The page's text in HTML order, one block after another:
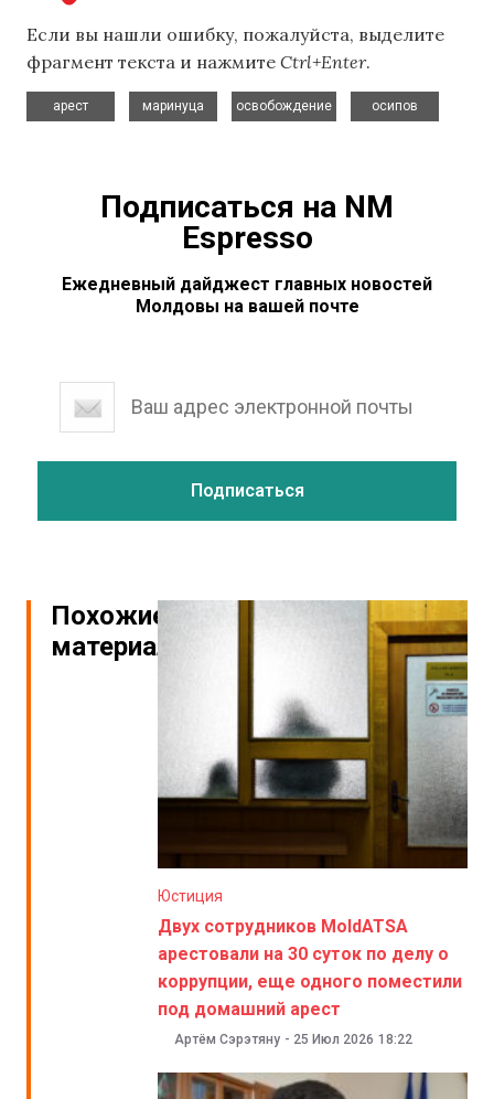
Если вы нашли ошибку, пожалуйста, выделите
фрагмент текста и нажмите Ctrl+Enter.
арест
маринуца
освобождение
осипов
Подписаться на NM
Espresso
Ежедневный дайджест главных новостей
Молдовы на вашей почте
Похожие
материалы
Юстиция
Двух сотрудников MoldATSA
арестовали на 30 суток по делу о
коррупции, еще одного поместили
под домашний арест
Артём Сэрэтяну - 25 Июл 2026 18:22